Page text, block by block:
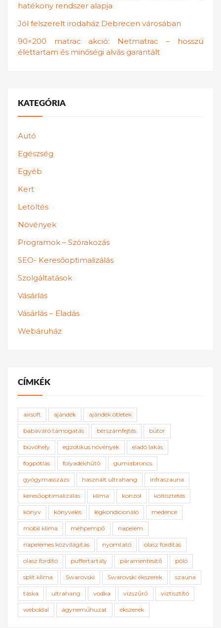
hatékony rendszer alapja
Jól felszerelt irodaház Debrecen városában
90×200 matrac akció: Netmatrac – hosszú
élettartam és minőségi alvás garantált
KATEGÓRIA
Autó
Egészség
Egyéb
Kert
Letöltés
Növények
Programok – Szórakozás
SEO- Keresőoptimalizálás
Szolgáltatások
Vásárlás
Vásárlás – Eladás
Webáruház
CÍMKÉK
airsoft ajándék ajándék ötletek
babaváró támogatás bérszámfejtés bútor
búvóhely egzotikus növények eladó lakás
fogpótlás folyadékhűtő gumiabroncs
gyógymasszázs használt ultrahang infraszauna
keresőoptimalizálás klíma konzol költöztetés
könyv könyvelés légkondicionáló medence
mobil klíma méhpempő napelem
napelemes közvilágítás nyomtató olasz fordítás
olasz fordító puffertartály páramentesítő póló
split klíma Swarovski Swarovski ékszerek szauna
táska ultrahang vodka vízszűrő víztisztító
weboldal ágyneműhuzat ékszerek